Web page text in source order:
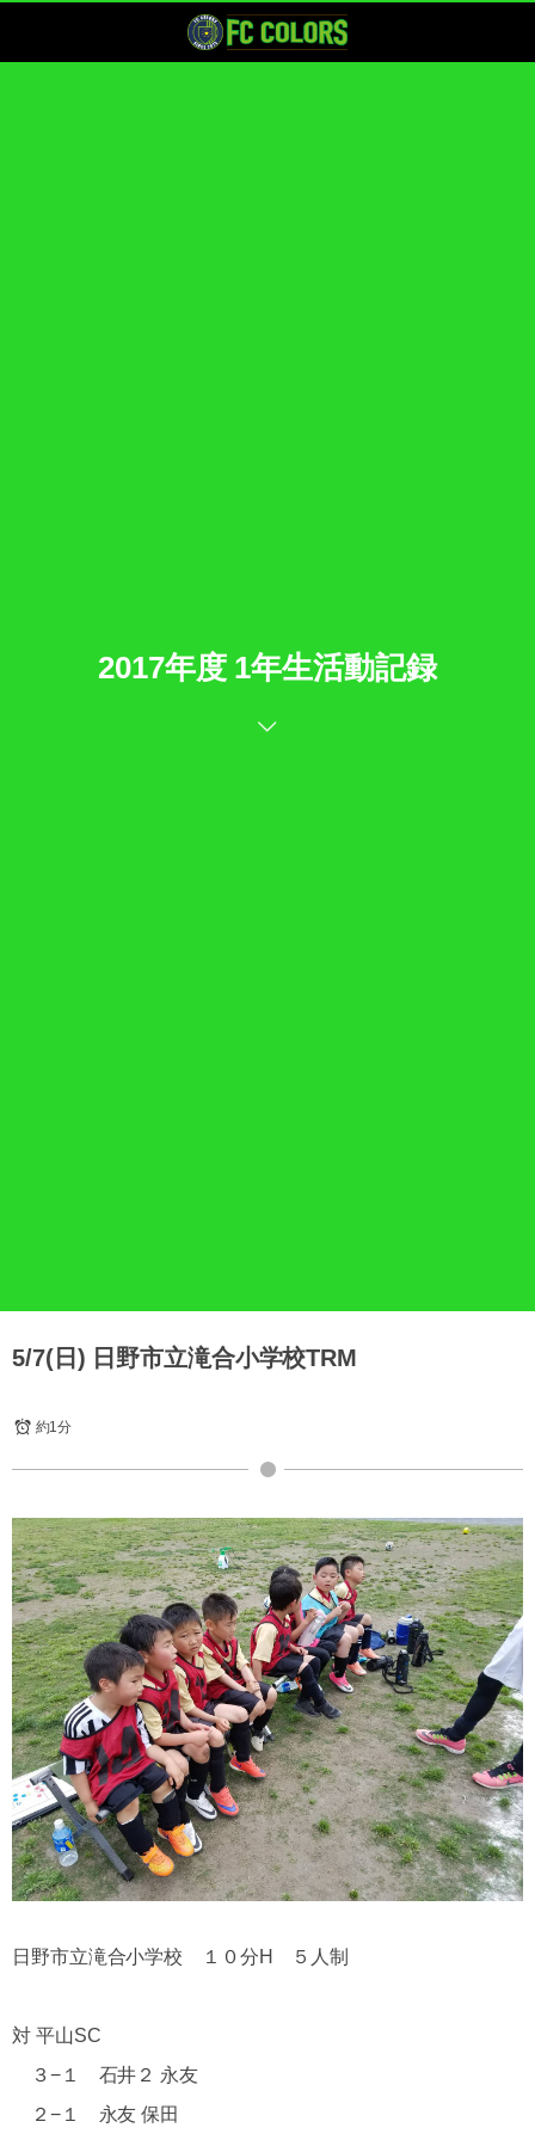
2017年度 1年生活動記録
5/7(日) 日野市立滝合小学校TRM
約1分
日野市立滝合小学校 １０分H ５人制
対 平山SC
３−１ 石井２ 永友
２−１ 永友 保田